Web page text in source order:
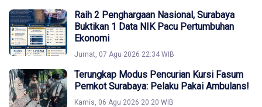
Raih 2 Penghargaan Nasional, Surabaya
Buktikan 1 Data NIK Pacu Pertumbuhan
Ekonomi
Jumat, 07 Agu 2026 22:34 WIB
Terungkap Modus Pencurian Kursi Fasum
Pemkot Surabaya: Pelaku Pakai Ambulans!
Kamis, 06 Agu 2026 20:20 WIB